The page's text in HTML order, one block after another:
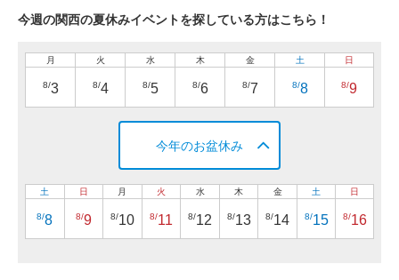
今週の関西の夏休みイベントを探している方はこちら！
月
8/3
火
8/4
水
8/5
木
8/6
金
8/7
土
8/8
日
8/9
今年のお盆休み
土
8/8
日
8/9
月
8/10
火
8/11
水
8/12
木
8/13
金
8/14
土
8/15
日
8/16